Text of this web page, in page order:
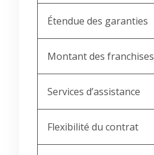
Étendue des garanties
Montant des franchises
Services d’assistance
Flexibilité du contrat